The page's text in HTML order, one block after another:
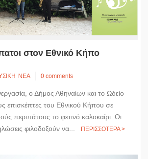
στον Εθνικό Κήπο
ΝΕΑ 0 comments
ο Δήμος Αθηναίων και το Ωδείο
επισκέπτες του Εθνικού Κήπου σε
περιπάτους το φετινό καλοκαίρι. Οι
φιλοδοξούν να...
ΠΕΡΙΣΣΟΤΕΡΑ >